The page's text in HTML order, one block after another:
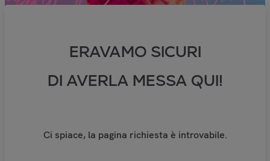
ERAVAMO SICURI
DI AVERLA MESSA QUI!
Ci spiace, la pagina richiesta è introvabile.